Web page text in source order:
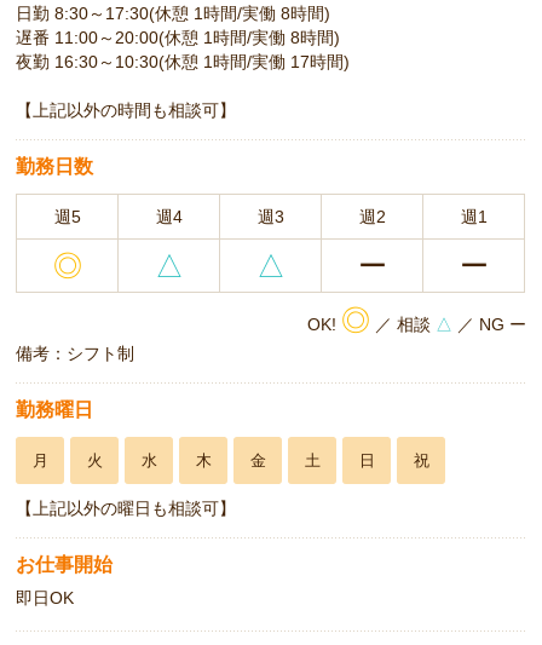
日勤 8:30～17:30(休憩 1時間/実働 8時間)
遅番 11:00～20:00(休憩 1時間/実働 8時間)
夜勤 16:30～10:30(休憩 1時間/実働 17時間)
【上記以外の時間も相談可】
勤務日数
週5 週4 週3 週2 週1
◎ △ △ ー ー
OK! ◎ ／ 相談 △ ／ NG ー
備考：シフト制
勤務曜日
月 火 水 木 金 土 日 祝
【上記以外の曜日も相談可】
お仕事開始
即日OK